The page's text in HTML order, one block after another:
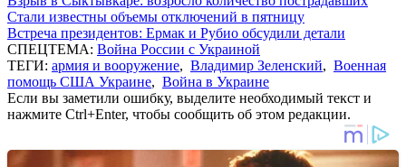
Стали известны объемы отключений в пятницу
Встреча президентов: Ермак и Рубио обсудили детали
СПЕЦТЕМА: Война России с Украиной
ТЕГИ: армия и вооружение, Владимир Зеленский, Военная
помощь США Украине, Война в Украине
Если вы заметили ошибку, выделите необходимый текст и
нажмите Ctrl+Enter, чтобы сообщить об этом редакции.